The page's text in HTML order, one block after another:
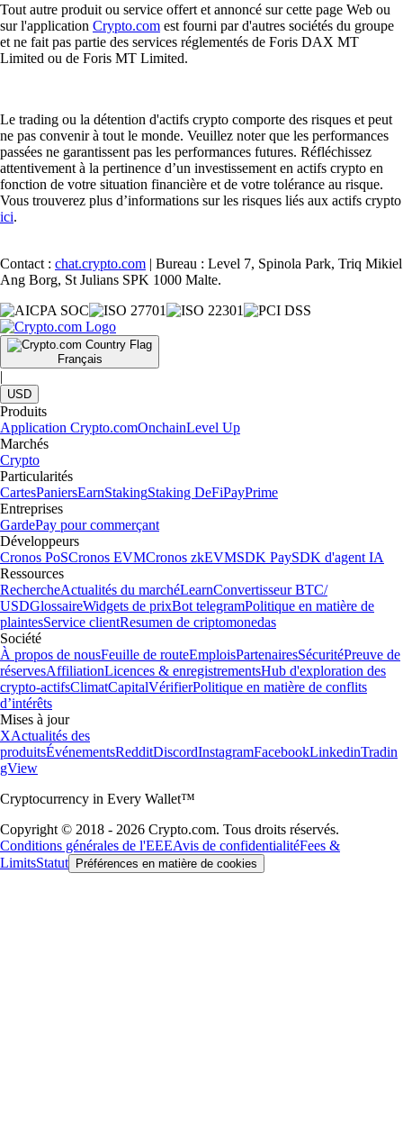
Tout autre produit ou service offert et annoncé sur cette page Web ou
sur l'application Crypto.com est fourni par d'autres sociétés du groupe
et ne fait pas partie des services réglementés de Foris DAX MT
Limited ou de Foris MT Limited.
Le trading ou la détention d'actifs crypto comporte des risques et peut
ne pas convenir à tout le monde. Veuillez noter que les performances
passées ne garantissent pas les performances futures. Réfléchissez
attentivement à la pertinence d’un investissement en actifs crypto en
fonction de votre situation financière et de votre tolérance au risque.
Vous trouverez plus d’informations sur les risques liés aux actifs crypto
ici.
Contact : chat.crypto.com | Bureau : Level 7, Spinola Park, Triq Mikiel
Ang Borg, St Julians SPK 1000 Malte.
Français
|
USD
Produits
Application Crypto.comOnchainLevel Up
Marchés
Crypto
Particularités
CartesPaniersEarnStakingStaking DeFiPayPrime
Entreprises
GardePay pour commerçant
Développeurs
Cronos PoSCronos EVMCronos zkEVMSDK PaySDK d'agent IA
Ressources
RechercheActualités du marchéLearnConvertisseur BTC/
USDGlossaireWidgets de prixBot telegramPolitique en matière de
plaintesService clientResumen de criptomonedas
Société
À propos de nousFeuille de routeEmploisPartenairesSécuritéPreuve de
réservesAffiliationLicences & enregistrementsHub d'exploration des
crypto-actifsClimatCapitalVérifierPolitique en matière de conflits
d’intérêts
Mises à jour
XActualités des
produitsÉvénementsRedditDiscordInstagramFacebookLinkedinTradin
gView
Cryptocurrency in Every Wallet™
Copyright © 2018 - 2026 Crypto.com. Tous droits réservés.
Conditions générales de l'EEEAvis de confidentialitéFees &
LimitsStatut Préférences en matière de cookies